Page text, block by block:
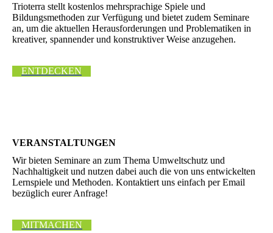
Trioterra stellt kostenlos mehrsprachige Spiele und
Bildungsmethoden zur Verfügung und bietet zudem Seminare
an, um die aktuellen Herausforderungen und Problematiken in
kreativer, spannender und konstruktiver Weise anzugehen.
ENTDECKEN
VERANSTAL­TUNGEN
Wir bieten Seminare an zum Thema Umweltschutz und
Nachhaltigkeit und nutzen dabei auch die von uns entwickelten
Lernspiele und Methoden. Kontaktiert uns einfach per Email
bezüglich eurer Anfrage!
MITMACHEN